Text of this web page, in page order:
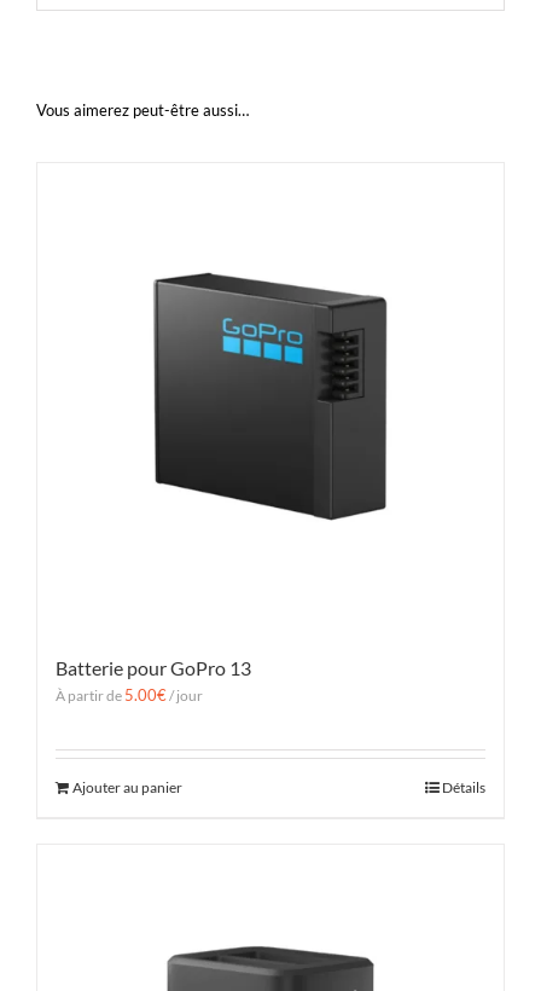
Vous aimerez peut-être aussi…
Batterie pour GoPro 13
À partir de 5.00€/ jour
Ajouter au panier Détails